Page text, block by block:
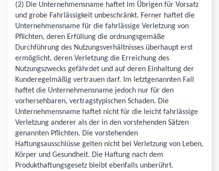
(2) Die Unternehmensname haftet im Übrigen für Vorsatz
und grobe Fahrlässigkeit unbeschränkt. Ferner haftet die
Unternehmensname für die fahrlässige Verletzung von
Pflichten, deren Erfüllung die ordnungsgemäße
Durchführung des Nutzungsverhältnisses überhaupt erst
ermöglicht, deren Verletzung die Erreichung des
Nutzungszwecks gefährdet und auf deren Einhaltung der
Kunderegelmäßig vertrauen darf. Im letztgenannten Fall
haftet die Unternehmensname jedoch nur für den
vorhersehbaren, vertragstypischen Schaden. Die
Unternehmensname haftet nicht für die leicht fahrlässige
Verletzung anderer als der in den vorstehenden Sätzen
genannten Pflichten. Die vorstehenden
Haftungsausschlüsse gelten nicht bei Verletzung von Leben,
Körper und Gesundheit. Die Haftung nach dem
Produkthaftungsgesetz bleibt ebenfalls unberührt.